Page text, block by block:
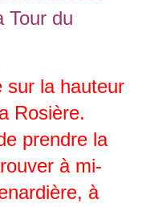
Tour du
la hauteur
Rosière.
prendre la
à mi-
à